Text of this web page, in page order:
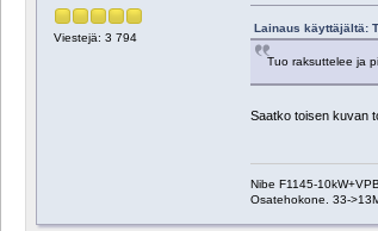
Viestejä: 3 794
Lainaus käyttäjältä:
Tuo raksuttelee ja
Saatko toisen kuvan
Nibe F1145-
Osatehokone. 33-